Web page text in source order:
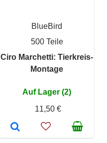
BlueBird
500 Teile
Ciro Marchetti: Tierkreis-
Montage
Auf Lager (2)
11,50 €